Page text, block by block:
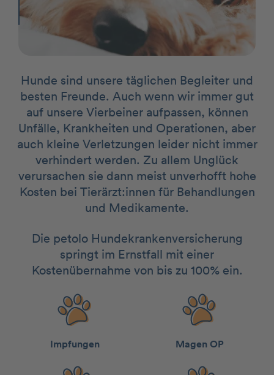
Hunde sind unsere täglichen Begleiter und
besten Freunde. Auch wenn wir immer gut
auf unsere Vierbeiner aufpassen, können
Unfälle, Krankheiten und Operationen, aber
auch kleine Verletzungen leider nicht immer
verhindert werden. Zu allem Unglück
verursachen sie dann meist unverhofft hohe
Kosten bei Tierärzt:innen für Behandlungen
und Medikamente.
Die petolo Hundekrankenversicherung
springt im Ernstfall mit einer
Kostenübernahme von bis zu 100% ein.
Impfungen Magen OP